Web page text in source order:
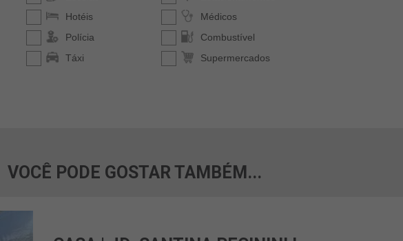
VOCÊ PODE GOSTAR TAMBÉM...